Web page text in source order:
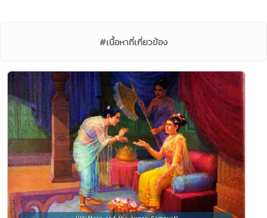
#เนื้อหาที่เกี่ยวข้อง